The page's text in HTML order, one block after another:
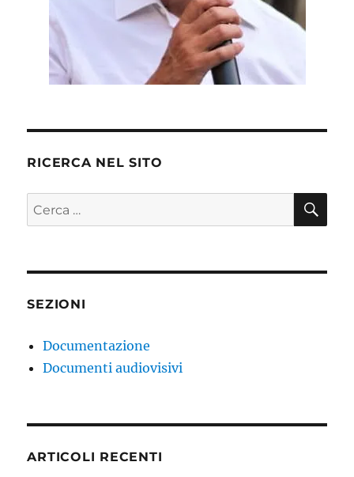
RICERCA NEL SITO
Cerca:
SEZIONI
Documentazione
Documenti audiovisivi
ARTICOLI RECENTI